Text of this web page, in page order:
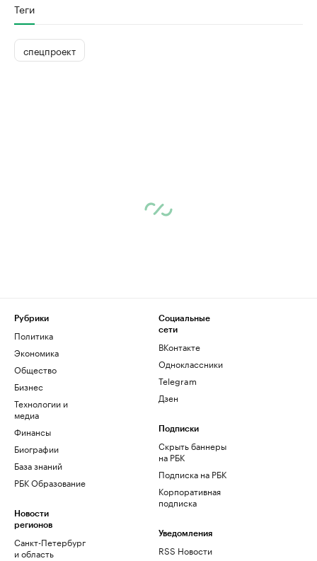
Теги
спецпроект
Рубрики
Политика
Экономика
Общество
Бизнес
Технологии и
медиа
Финансы
Биографии
База знаний
РБК Образование
Новости
регионов
Санкт-Петербург
и область
Социальные
сети
ВКонтакте
Одноклассники
Telegram
Дзен
Подписки
Скрыть баннеры
на РБК
Подписка на РБК
Корпоративная
подписка
Уведомления
RSS Новости